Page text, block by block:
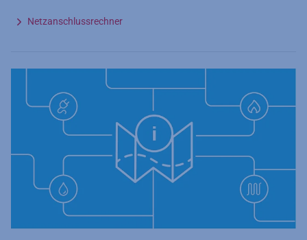
Netzanschlussrechner